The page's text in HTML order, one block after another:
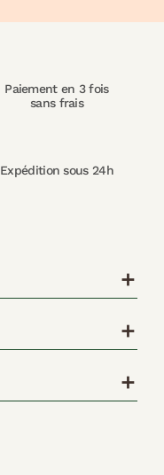
Paiement en 3 fois
sans frais
Expédition sous 24h
add
add
add